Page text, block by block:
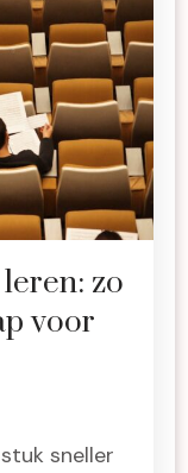
zo
voor
sneller